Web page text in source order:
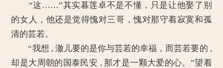
“这……”其实暮莲卓不是不懂，只是让他娶了别
的女人，他还是觉得愧对三哥，愧对那守着寂寞和孤
清的芸若。
“我想 , 澈儿要的是你与芸若的幸福，而芸若要的 ,
却是大周朝的国泰民安 , 那才是一颗大爱的心。”望着